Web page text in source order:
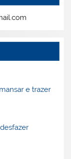
e trazer